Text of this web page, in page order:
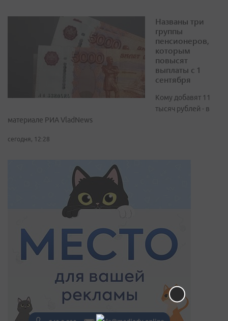
Названы три
группы
пенсионеров,
которым
повысят
выплаты с 1
сентября
Кому добавят 11
тысяч рублей - в
материале РИА VladNews
сегодня, 12:28